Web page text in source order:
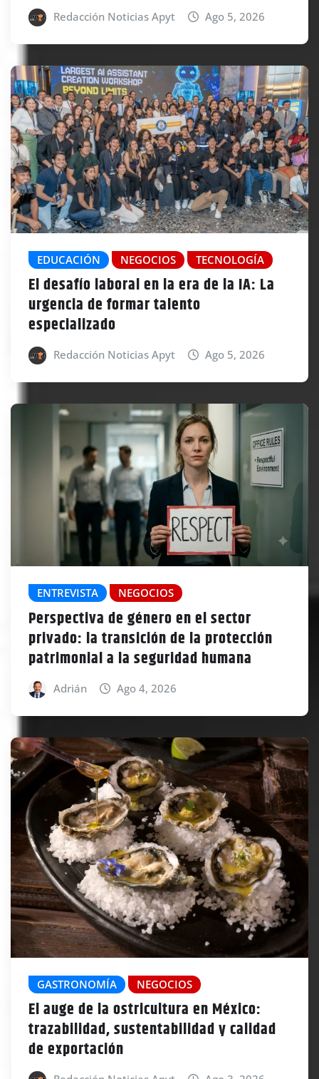
Redacción Noticias Apyt Ago 5, 2026
EDUCACIÓN NEGOCIOS TECNOLOGÍA
El desafío laboral en la era de la IA: La
urgencia de formar talento
especializado
Redacción Noticias Apyt Ago 5, 2026
ENTREVISTA NEGOCIOS
Perspectiva de género en el sector
privado: la transición de la protección
patrimonial a la seguridad humana
Adrián Ago 4, 2026
GASTRONOMÍA NEGOCIOS
El auge de la ostricultura en México:
trazabilidad, sustentabilidad y calidad
de exportación